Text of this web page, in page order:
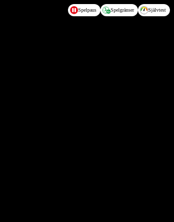
Spelpaus Spelgränser Självtest